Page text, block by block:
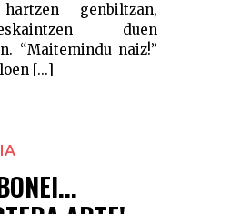
genbiltzan,
duen
“Maitemindu naiz!”
[...]